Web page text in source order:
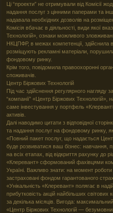
Ці “проекти” не отримували від Комісії
надання послуг з цінними паперами та
надавала необхідних дозволів на
Комісія вбачає в діяльності, види якої
Технологій», ознаки можливого
НКЦПФР, в межах компетенції, здійснила
розміщують рекламні матеріали,
фондовому ринку.
Крім того, повідомила правоохоронні
споживачів.
Центр Біржових Технологій
Під час здійснення регулярного нагляду
“компанії” «Центр Біржових
саме інвестування у портфель
активів.
Далі наводимо цитати з відповідної
та надання послуг на фондовому ринку,
«Повний пакет послуг, що надається
буде розвиватися ваш бізнес: навчання,
на всіх етапах, від відкриття рахунку до
«Клеревант» сформований фахівцями
Україні. Важливо знати: на момент
застраховані фондом гарантованого
«Унікальність «Клеревант» полягає в
прибутковість акцій найбільших
за декілька місяців. Вигода: максимальний
«Центр Біржових Технологій — безумовний